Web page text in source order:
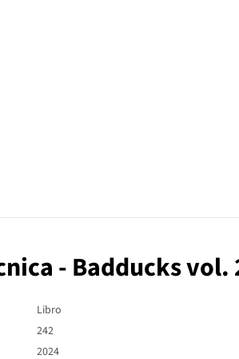
- Badducks vol.
Libro
242
2024